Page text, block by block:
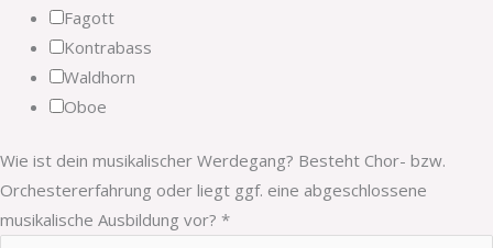
Fagott
Kontrabass
Waldhorn
Oboe
Wie ist dein musikalischer Werdegang? Besteht Chor- bzw.
Orchestererfahrung oder liegt ggf. eine abgeschlossene
musikalische Ausbildung vor? *